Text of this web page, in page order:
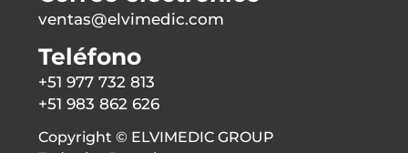
ventas@elvimedic.com
Teléfono
+51 977 732 813
+51 983 862 626
Copyright © ELVIMEDIC GROUP